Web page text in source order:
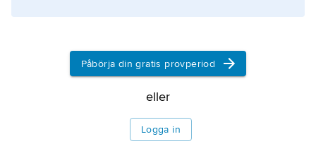
bevarade fossil
Information om artikeln
Påbörja din gratis provperiod
eller
Logga in